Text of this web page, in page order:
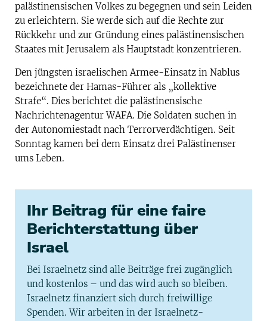
palästinensischen Volkes zu begegnen und sein Leiden
zu erleichtern. Sie werde sich auf die Rechte zur
Rückkehr und zur Gründung eines palästinensischen
Staates mit Jerusalem als Hauptstadt konzentrieren.
Den jüngsten israelischen Armee-Einsatz in Nablus
bezeichnete der Hamas-Führer als „kollektive
Strafe“. Dies berichtet die palästinensische
Nachrichtenagentur WAFA. Die Soldaten suchen in
der Autonomiestadt nach Terrorverdächtigen. Seit
Sonntag kamen bei dem Einsatz drei Palästinenser
ums Leben.
Ihr Beitrag für eine faire
Berichterstattung über
Israel
Bei Israelnetz sind alle Beiträge frei zugänglich
und kostenlos – und das wird auch so bleiben.
Israelnetz finanziert sich durch freiwillige
Spenden. Wir arbeiten in der Israelnetz-